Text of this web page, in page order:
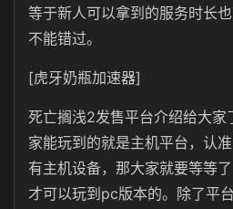
等于新人可以拿到的服务时长
不能错过。
[虎牙奶瓶加速器]
死亡搁浅2发售平台介绍给大家
家能玩到的就是主机平台，认
有主机设备，那大家就要等等
才可以玩到pc版本的。除了平